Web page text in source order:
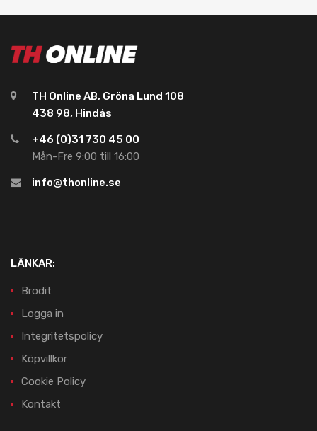
TH Online AB, Gröna Lund 108
438 98, Hindås
+46 (0)31 730 45 00
Mån-Fre 9:00 till 16:00
info@thonline.se
LÄNKAR:
Brodit
Logga in
Integritetspolicy
Köpvillkor
Cookie Policy
Kontakt